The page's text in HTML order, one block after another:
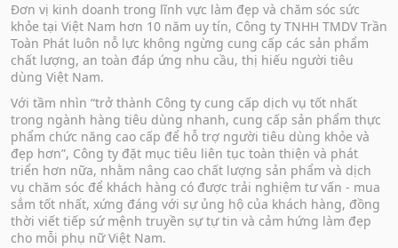
Đơn vị kinh doanh trong lĩnh vực làm đẹp và chăm sóc sức
khỏe tại Việt Nam hơn 10 năm uy tín, Công ty TNHH TMDV Trần
Toàn Phát luôn nỗ lực không ngừng cung cấp các sản phẩm
chất lượng, an toàn đáp ứng nhu cầu, thị hiếu người tiêu
dùng Việt Nam.
Với tầm nhìn “trở thành Công ty cung cấp dịch vụ tốt nhất
trong ngành hàng tiêu dùng nhanh, cung cấp sản phẩm thực
phẩm chức năng cao cấp để hỗ trợ người tiêu dùng khỏe và
đẹp hơn”, Công ty đặt mục tiêu liên tục toàn thiện và phát
triển hơn nữa, nhằm nâng cao chất lượng sản phẩm và dịch
vụ chăm sóc để khách hàng có được trải nghiệm tư vấn - mua
sắm tốt nhất, xứng đáng với sự ủng hộ của khách hàng, đồng
thời viết tiếp sứ mệnh truyền sự tự tin và cảm hứng làm đẹp
cho mỗi phụ nữ Việt Nam.